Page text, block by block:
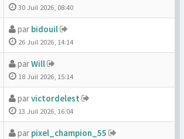
30 Juil 2026, 08:40
par bidouil
26 Juil 2026, 14:14
parWill
18 Juil 2026, 15:14
parvictordelest
13 Juil 2026, 16:04
par pixel_champion_55